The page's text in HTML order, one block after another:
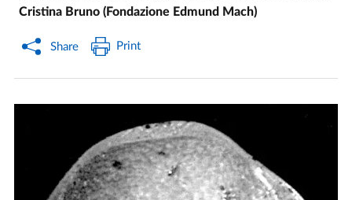
Cristina Bruno (Fondazione Edmund Mach)
Share Print